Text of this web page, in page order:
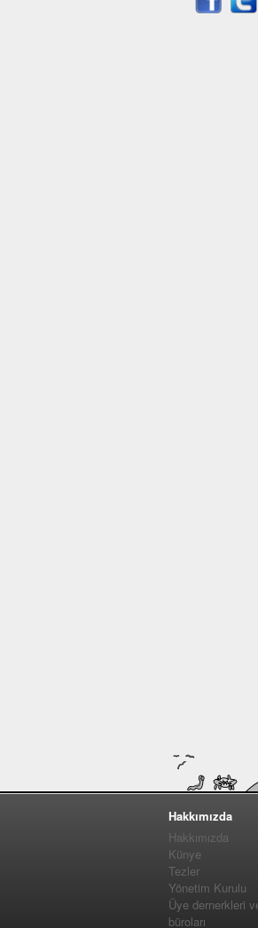
Hakkımızda
Hakkımızda
Künye
Tezler
Yönetim Kurulu
Üye dernerkleri
büroları